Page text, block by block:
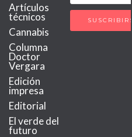
Artículos
técnicos
Cannabis
Columna
Doctor
Vergara
Edición
impresa
Editorial
El verde del
futuro